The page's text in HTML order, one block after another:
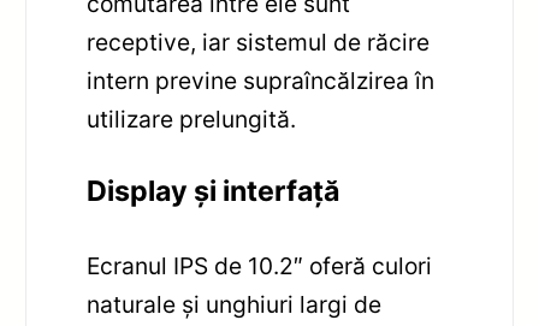
receptive, iar sistemul de răcire
intern previne supraîncălzirea în
utilizare prelungită.
Display și interfață
Ecranul IPS de 10.2″ oferă culori
naturale și unghiuri largi de